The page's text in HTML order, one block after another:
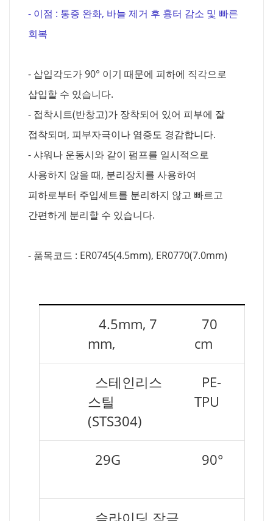
- 이점 : 통증 완화, 바늘 제거 후 흉터 감소 및 빠른
회복
- 삽입각도가 90° 이기 때문에 피하에 직각으로
삽입할 수 있습니다.
- 접착시트(반창고)가 장착되어 있어 피부에 잘
접착되며, 피부자극이나 염증도 경감합니다.
- 샤워나 운동시와 같이 펌프를 일시적으로
사용하지 않을 때, 분리장치를 사용하여
피하로부터 주입세트를 분리하지 않고 빠르고
간편하게 분리할 수 있습니다.
- 품목코드 : ER0745(4.5mm), ER0770(7.0mm)
4.5mm, 7
mm,
튜브
70
cm
스테인리스
스틸
(STS304)
튜브
PE-
TPU
29G 90°